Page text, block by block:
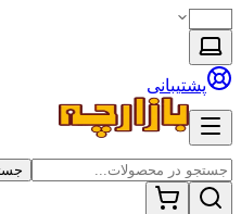
پشتیبانی